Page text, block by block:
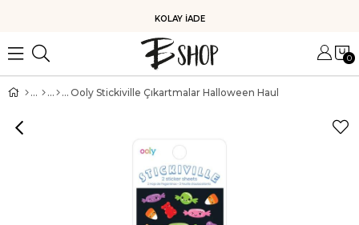
KOLAY İADE
0
Ooly Stickiville Çıkartmalar Halloween Haul